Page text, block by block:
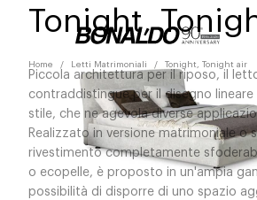
Home Letti Matrimoniali Tonight, Tonight air
Tonight,
Piccola architettura per il riposo, il
contraddistingue per il disegno
stile, che ne agevola diverse
Realizzato in versione matrimoniale o
rivestimento completamente
o ecopelle, è proposto in un'ampia
possibilità di disporre di uno spazio